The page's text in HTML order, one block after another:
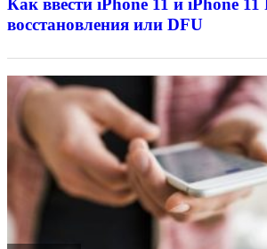
Как ввести iPhone 11 и iPhone
восстановления или DFU